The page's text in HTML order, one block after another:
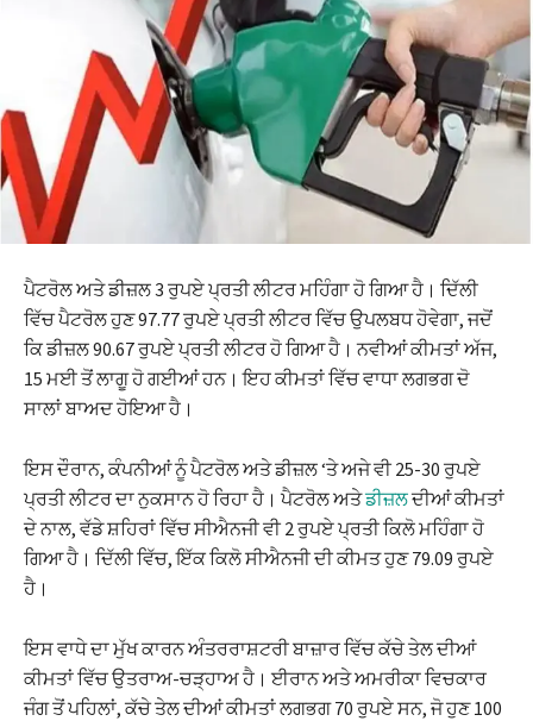
ਪੈਟਰੋਲ ਅਤੇ ਡੀਜ਼ਲ 3 ਰੁਪਏ ਪ੍ਰਤੀ ਲੀਟਰ ਮਹਿੰਗਾ ਹੋ ਗਿਆ ਹੈ। ਦਿੱਲੀ
ਵਿੱਚ ਪੈਟਰੋਲ ਹੁਣ 97.77 ਰੁਪਏ ਪ੍ਰਤੀ ਲੀਟਰ ਵਿੱਚ ਉਪਲਬਧ ਹੋਵੇਗਾ, ਜਦੋਂ
ਕਿ ਡੀਜ਼ਲ 90.67 ਰੁਪਏ ਪ੍ਰਤੀ ਲੀਟਰ ਹੋ ਗਿਆ ਹੈ। ਨਵੀਆਂ ਕੀਮਤਾਂ ਅੱਜ,
15 ਮਈ ਤੋਂ ਲਾਗੂ ਹੋ ਗਈਆਂ ਹਨ। ਇਹ ਕੀਮਤਾਂ ਵਿੱਚ ਵਾਧਾ ਲਗਭਗ ਦੋ
ਸਾਲਾਂ ਬਾਅਦ ਹੋਇਆ ਹੈ।
ਇਸ ਦੌਰਾਨ, ਕੰਪਨੀਆਂ ਨੂੰ ਪੈਟਰੋਲ ਅਤੇ ਡੀਜ਼ਲ ‘ਤੇ ਅਜੇ ਵੀ 25-30 ਰੁਪਏ
ਪ੍ਰਤੀ ਲੀਟਰ ਦਾ ਨੁਕਸਾਨ ਹੋ ਰਿਹਾ ਹੈ। ਪੈਟਰੋਲ ਅਤੇਡੀਜ਼ਲਦੀਆਂ ਕੀਮਤਾਂ
ਦੇ ਨਾਲ, ਵੱਡੇ ਸ਼ਹਿਰਾਂ ਵਿੱਚ ਸੀਐਨਜੀ ਵੀ 2 ਰੁਪਏ ਪ੍ਰਤੀ ਕਿਲੋ ਮਹਿੰਗਾ ਹੋ
ਗਿਆ ਹੈ। ਦਿੱਲੀ ਵਿੱਚ, ਇੱਕ ਕਿਲੋ ਸੀਐਨਜੀ ਦੀ ਕੀਮਤ ਹੁਣ 79.09 ਰੁਪਏ
ਹੈ।
ਇਸ ਵਾਧੇ ਦਾ ਮੁੱਖ ਕਾਰਨ ਅੰਤਰਰਾਸ਼ਟਰੀ ਬਾਜ਼ਾਰ ਵਿੱਚ ਕੱਚੇ ਤੇਲ ਦੀਆਂ
ਕੀਮਤਾਂ ਵਿੱਚ ਉਤਰਾਅ-ਚੜ੍ਹਾਅ ਹੈ। ਈਰਾਨ ਅਤੇ ਅਮਰੀਕਾ ਵਿਚਕਾਰ
ਜੰਗ ਤੋਂ ਪਹਿਲਾਂ, ਕੱਚੇ ਤੇਲ ਦੀਆਂ ਕੀਮਤਾਂ ਲਗਭਗ 70 ਰੁਪਏ ਸਨ, ਜੋ ਹੁਣ 100